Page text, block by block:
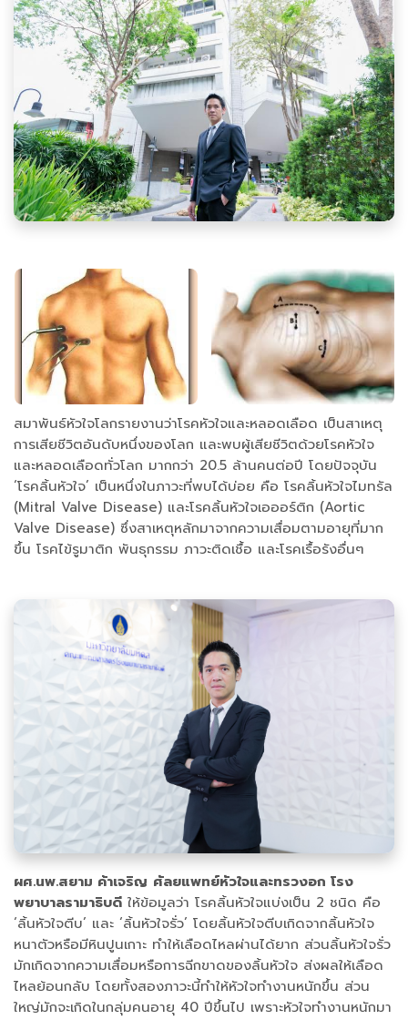
สมาพันธ์หัวใจโลกรายงานว่าโรคหัวใจและหลอดเลือด เป็นสาเหตุ
การเสียชีวิตอันดับหนึ่งของโลก และพบผู้เสียชีวิตด้วยโรคหัวใจ
และหลอดเลือดทั่วโลก มากกว่า 20.5 ล้านคนต่อปี โดยปัจจุบัน
‘โรคลิ้นหัวใจ’ เป็นหนึ่งในภาวะที่พบได้บ่อย คือ โรคลิ้นหัวใจไมทรัล
(Mitral Valve Disease) และโรคลิ้นหัวใจเอออร์ติก (Aortic
Valve Disease) ซึ่งสาเหตุหลักมาจากความเสื่อมตามอายุที่มาก
ขึ้น โรคไข้รูมาติก พันธุกรรม ภาวะติดเชื้อ และโรคเรื้อรังอื่นๆ
ผศ.นพ.สยาม ค้าเจริญ ศัลยแพทย์หัวใจและทรวงอก โรง
พยาบาลรามาธิบดี ให้ข้อมูลว่า โรคลิ้นหัวใจแบ่งเป็น 2 ชนิด คือ
‘ลิ้นหัวใจตีบ’ และ ‘ลิ้นหัวใจรั่ว’ โดยลิ้นหัวใจตีบเกิดจากลิ้นหัวใจ
หนาตัวหรือมีหินปูนเกาะ ทำให้เลือดไหลผ่านได้ยาก ส่วนลิ้นหัวใจรั่ว
มักเกิดจากความเสื่อมหรือการฉีกขาดของลิ้นหัวใจ ส่งผลให้เลือด
ไหลย้อนกลับ โดยทั้งสองภาวะนี้ทำให้หัวใจทำงานหนักขึ้น ส่วน
ใหญ่มักจะเกิดในกลุ่มคนอายุ 40 ปีขึ้นไป เพราะหัวใจทำงานหนักมา